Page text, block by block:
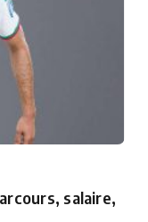
salaire,